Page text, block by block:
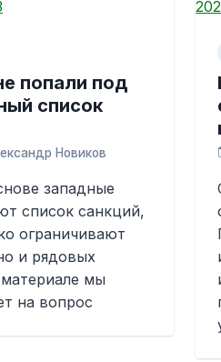
попали под
список
Новиков
западные
список санкций,
ограничивают
и рядовых
мы
на вопрос